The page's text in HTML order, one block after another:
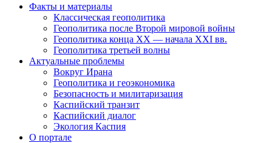
Факты и материалы
Классическая геополитика
Геополитика после Второй мировой войны
Геополитика конца XX — начала XXI вв.
Геополитика третьей волны
Актуальные проблемы
Вокруг Ирана
Геополитика и геоэкономика
Безопасность и милитаризация
Каспийский транзит
Каспийский диалог
Экология Каспия
О портале